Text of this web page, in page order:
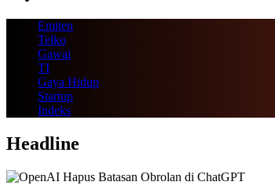
Emiten
Telko
Gawai
TI
Gaya Hidup
Startup
Indeks
Headline